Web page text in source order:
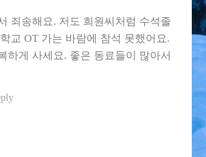
죄송해요. 저도 희원씨처럼 수석졸
교 OT 가는 바람에 참석 못했어요.
하게 사세요. 좋은 동료들이 많아서